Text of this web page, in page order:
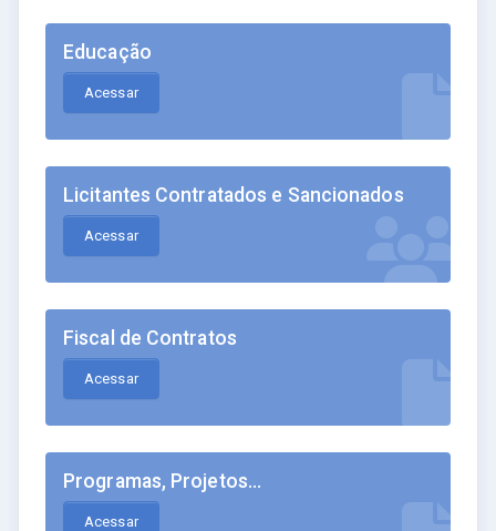
Educação
Acessar
Licitantes Contratados e Sancionados
Acessar
Fiscal de Contratos
Acessar
Programas, Projetos...
Acessar